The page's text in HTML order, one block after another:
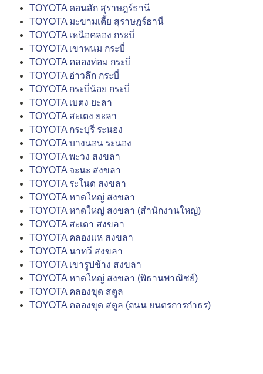
TOYOTA ดอนสัก สุราษฎร์ธานี
TOYOTA มะขามเตี้ย สุราษฎร์ธานี
TOYOTA เหนือคลอง กระบี่
TOYOTA เขาพนม กระบี่
TOYOTA คลองท่อม กระบี่
TOYOTA อ่าวลึก กระบี่
TOYOTA กระบี่น้อย กระบี่
TOYOTA เบตง ยะลา
TOYOTA สะเตง ยะลา
TOYOTA กระบุรี ระนอง
TOYOTA บางนอน ระนอง
TOYOTA พะวง สงขลา
TOYOTA จะนะ สงขลา
TOYOTA ระโนด สงขลา
TOYOTA หาดใหญ่ สงขลา
TOYOTA หาดใหญ่ สงขลา (สำนักงานใหญ่)
TOYOTA สะเดา สงขลา
TOYOTA คลองแห สงขลา
TOYOTA นาทวี สงขลา
TOYOTA เขารูปช้าง สงขลา
TOYOTA หาดใหญ่ สงขลา (พิธานพาณิชย์)
TOYOTA คลองขุด สตูล
TOYOTA คลองขุด สตูล (ถนน ยนตรการกำธร)